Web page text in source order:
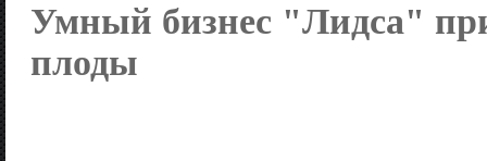
Умный бизнес "Лидса"
плоды